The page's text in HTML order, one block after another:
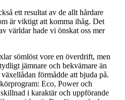
ett resultat av de allt hårdare
är viktigt att komma ihåg. Det
världar hade vi önskat oss mer
sömlöst vore en överdrift, men
jämnare och bekvämare än
förmådde att bjuda på.
Eco, Power och
i karaktär och uppförande